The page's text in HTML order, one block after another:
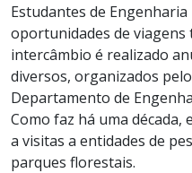
Estudantes de
oportunidades de viagens
intercâmbio é realizado
diversos, organizados
Departamento de
Como faz há uma década,
a visitas a entidades de
parques florestais.